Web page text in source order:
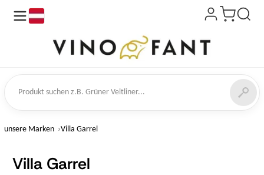
suchen
unsere Marken Villa Garrel
Villa Garrel